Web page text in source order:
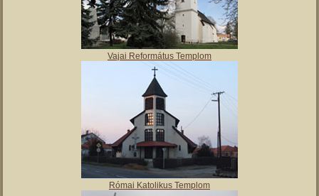
Vajai Református Templom
Római Katolikus Templom